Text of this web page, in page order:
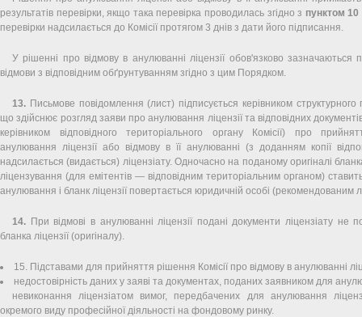
результатів перевірки, якщо така перевірка проводилась згідно з пунктом 10
перевірки надсилається до Комісії протягом 3 днів з дати його підписання.
У рішенні про відмову в анулюванні ліцензії обов'язково зазначаються
відмови з відповідним обґрунтуванням згідно з цим Порядком.
13. Письмове повідомлення (лист) підписується керівником структурного
що здійснює розгляд заяви про анулювання ліцензії та відповідних
керівником відповідного територіального органу Комісії) про
анулювання ліцензії або відмову в її анулюванні (з доданням копії
надсилається (видається) ліцензіату. Одночасно на поданому оригіналі
ліцензування (для емітентів — відповідним територіальним органом)
анулювання і бланк ліцензії повертається юридичній особі (рекомендованим
14. При відмові в анулюванні ліцензії подані документи ліцензіату не
бланка ліцензії (оригіналу).
15. Підставами для прийняття рішення Комісії про відмову в анулюванні
недостовірність даних у заяві та документах, поданих заявником для
невиконання ліцензіатом вимог, передбачених для анулювання
окремого виду професійної діяльності на фондовому ринку.